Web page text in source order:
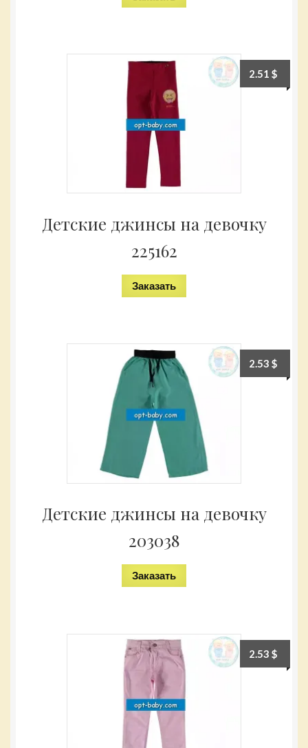
Детские джинсы на девочку
225162
2.51$
Заказать
Детские джинсы на девочку
203038
2.53$
Заказать
2.53$